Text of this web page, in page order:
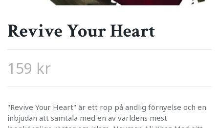
Revive Your Heart
159 kr
"Revive Your Heart" är ett rop på andlig förnyelse och en
inbjudan att samtala med en av världens mest